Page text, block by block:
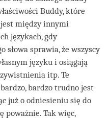
Buddy, które
między innymi
językach, gdy
słowa sprawia, że wszyscy
języku i osiągają
itp. Te
bardzo trudno jest
już o odniesieniu się do
Tak więc,